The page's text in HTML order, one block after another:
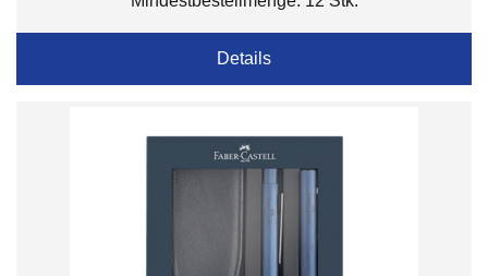
Details